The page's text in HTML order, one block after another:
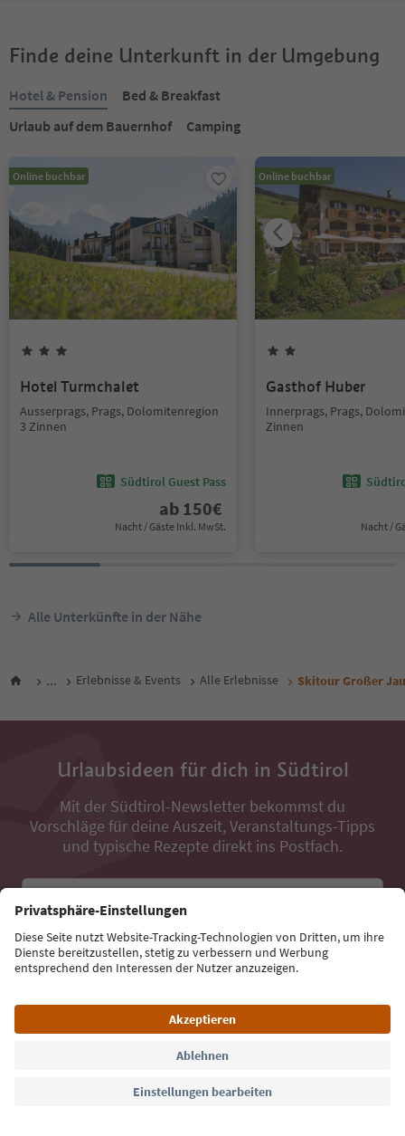
Finde deine Unterkunft in der Umgebung
Hotel & Pension
Bed & Breakfast
Urlaub auf dem Bauernhof
Camping
Online buchbar
Hotel Turmchalet
Ausserprags, Prags, Dolomitenregion
3 Zinnen
Südtirol Guest Pass
ab 150€
Nacht / Gäste Inkl. MwSt.
Online buchbar
Gasthof Huber
Innerprags, Prags,
Zinnen
Nacht /
Alle Unterkünfte in der Nähe
... Erlebnisse & Events Alle Erlebnisse Skitour Großer
Urlaubsideen für dich in Südtirol
Mit der Südtirol-Newsletter bekommst du
Vorschläge für deine Auszeit, Veranstaltungs-Tipps
und typische Rezepte direkt ins Postfach.
Jetzt anmelden